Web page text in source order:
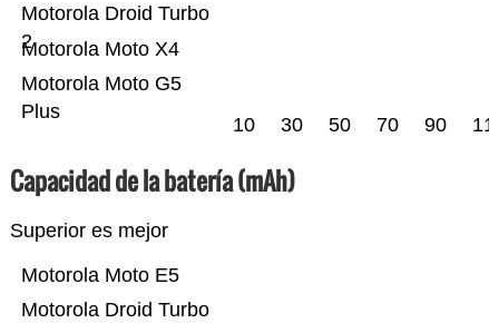
Motorola Moto G5
Plus
Motorola Moto X4
Motorola Droid Turbo
2
10 30 50 70 90
Capacidad de la batería (mAh)
Superior es mejor
Motorola Droid Turbo
Motorola Moto E5